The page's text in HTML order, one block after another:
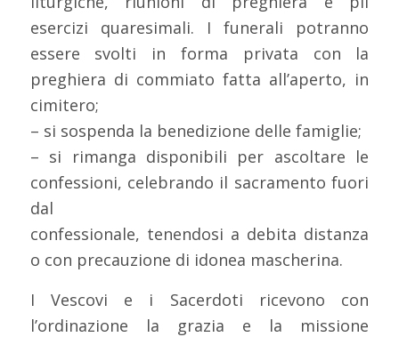
esercizi quaresimali. I funerali potranno
essere svolti in forma privata con la
preghiera di commiato fatta all’aperto, in
cimitero;
– si sospenda la benedizione delle famiglie;
– si rimanga disponibili per ascoltare le
confessioni, celebrando il sacramento fuori
dal
confessionale, tenendosi a debita distanza
o con precauzione di idonea mascherina.
I Vescovi e i Sacerdoti ricevono con
l’ordinazione la grazia e la missione